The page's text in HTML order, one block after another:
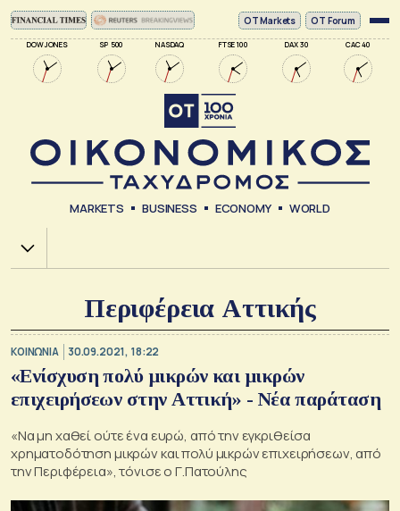
DOW JONES SP 500 NASDAQ FTSE 100 DAX 30 CAC 40
ΟΤ Markets OT Forum
MARKETS BUSINESS ECONOMY WORLD
Χ.Α.
Περιφέρεια Αττικής
ΚΟΙΝΩΝΙΑ 30.09.2021, 18:22
«Ενίσχυση πολύ μικρών και μικρών
επιχειρήσεων στην Αττική» - Νέα παράταση
«Να μη χαθεί ούτε ένα ευρώ, από την εγκριθείσα
χρηματοδότηση μικρών και πολύ μικρών επιχειρήσεων, από
την Περιφέρεια», τόνισε ο Γ.Πατούλης